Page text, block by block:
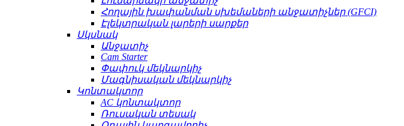
Հողային խափանման սխեմաների անջատիչներ (GFCI)
Էլեկտրական լարերի սարքեր
Սկսնակ
Անջատիչ
Cam Starter
Փափուկ մեկնարկիչ
Մագնիսական մեկնարկիչ
Կոնտակտոր
AC կոնտակտոր
Ռուսական տեսակ